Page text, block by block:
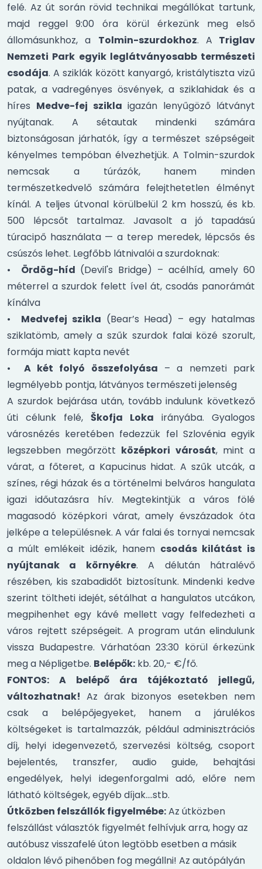
felé. Az út során rövid technikai megállókat tartunk,
majd reggel 9:00 óra körül érkezünk meg első
állomásunkhoz, a Tolmin-szurdokhoz. A Triglav
Nemzeti Park egyik leglátványosabb természeti
csodája. A sziklák között kanyargó, kristálytiszta vizű
patak, a vadregényes ösvények, a sziklahidak és a
híres Medve-fej szikla igazán lenyűgöző látványt
nyújtanak. A sétautak mindenki számára
biztonságosan járhatók, így a természet szépségeit
kényelmes tempóban élvezhetjük. A Tolmin-szurdok
nemcsak a túrázók, hanem minden
természetkedvelő számára felejthetetlen élményt
kínál. A teljes útvonal körülbelül 2 km hosszú, és kb.
500 lépcsőt tartalmaz. Javasolt a jó tapadású
túracipő használata — a terep meredek, lépcsős és
csúszós lehet. Legfőbb látnivalói a szurdoknak:
• Ördög-híd (Devil's Bridge) – acélhíd, amely 60
méterrel a szurdok felett ível át, csodás panorámát
kínálva
• Medvefej szikla (Bear’s Head) – egy hatalmas
sziklatömb, amely a szűk szurdok falai közé szorult,
formája miatt kapta nevét
• A két folyó összefolyása – a nemzeti park
legmélyebb pontja, látványos természeti jelenség
A szurdok bejárása után, tovább indulunk következő
úti célunk felé, Škofja Loka irányába. Gyalogos
városnézés keretében fedezzük fel Szlovénia egyik
legszebben megőrzött középkori városát, mint a
várat, a főteret, a Kapucinus hidat. A szűk utcák, a
színes, régi házak és a történelmi belváros hangulata
igazi időutazásra hív. Megtekintjük a város fölé
magasodó középkori várat, amely évszázadok óta
jelképe a településnek. A vár falai és tornyai nemcsak
a múlt emlékeit idézik, hanem csodás kilátást is
nyújtanak a környékre. A délután hátralévő
részében, kis szabadidőt biztosítunk. Mindenki kedve
szerint töltheti idejét, sétálhat a hangulatos utcákon,
megpihenhet egy kávé mellett vagy felfedezheti a
város rejtett szépségeit. A program után elindulunk
vissza Budapestre. Várhatóan 23:30 körül érkezünk
meg a Népligetbe. Belépők: kb. 20,- €/fő.
FONTOS: A belépő ára tájékoztató jellegű,
változhatnak! Az árak bizonyos esetekben nem
csak a belépőjegyeket, hanem a járulékos
költségeket is tartalmazzák, például adminisztrációs
díj, helyi idegenvezető, szervezési költség, csoport
bejelentés, transzfer, audio guide, behajtási
engedélyek, helyi idegenforgalmi adó, előre nem
látható költségek, egyéb díjak….stb.
Útközben felszállók figyelmébe:Az útközben
felszállást választók figyelmét felhívjuk arra, hogy az
autóbusz visszafelé úton legtöbb esetben a másik
oldalon lévő pihenőben fog megállni! Az autópályán